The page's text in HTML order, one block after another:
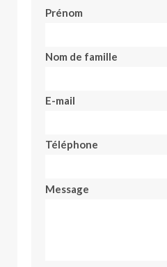
Prénom
Nom de famille
E-mail
Téléphone
Message